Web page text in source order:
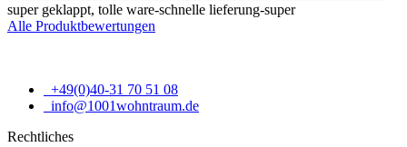
super geklappt, tolle ware-schnelle lieferung-super
Alle Produktbewertungen
+49(0)40-31 70 51 08
info@1001wohntraum.de
Rechtliches